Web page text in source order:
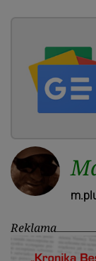
Reklama